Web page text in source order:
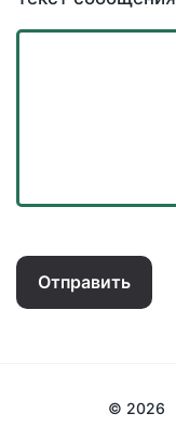
Отправить
© 2026